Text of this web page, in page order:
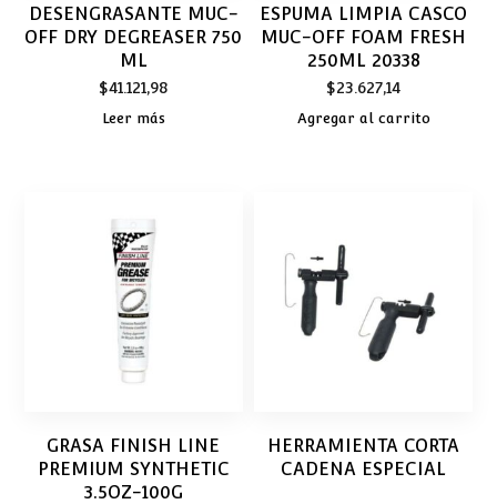
DESENGRASANTE MUC-
OFF DRY DEGREASER 750
ML
$41.121,98
Leer más
ESPUMA LIMPIA CASCO
MUC-OFF FOAM FRESH
250ML 20338
$23.627,14
Agregar al carrito
GRASA FINISH LINE
PREMIUM SYNTHETIC
3.5OZ-100G
HERRAMIENTA CORTA
CADENA ESPECIAL